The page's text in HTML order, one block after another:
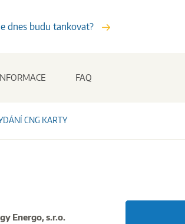
dnes budu tankovat?
CNG KARTY
FAQ
Energo, s.r.o.